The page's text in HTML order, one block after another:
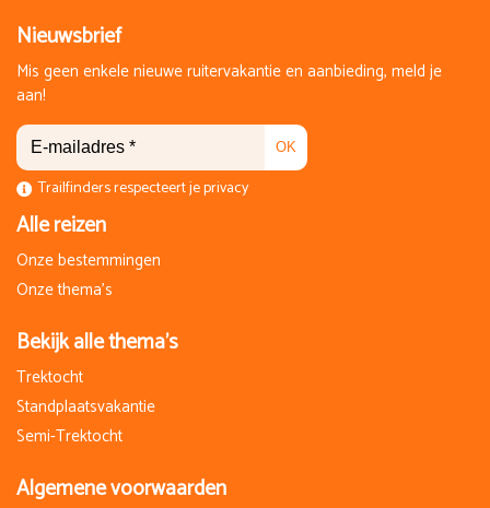
Nieuwsbrief
Mis geen enkele nieuwe ruitervakantie en aanbieding, meld je
aan!
OK
Trailfinders respecteert je privacy
Alle reizen
Onze bestemmingen
Onze thema's
Bekijk alle thema's
Trektocht
Standplaatsvakantie
Semi-Trektocht
Algemene voorwaarden